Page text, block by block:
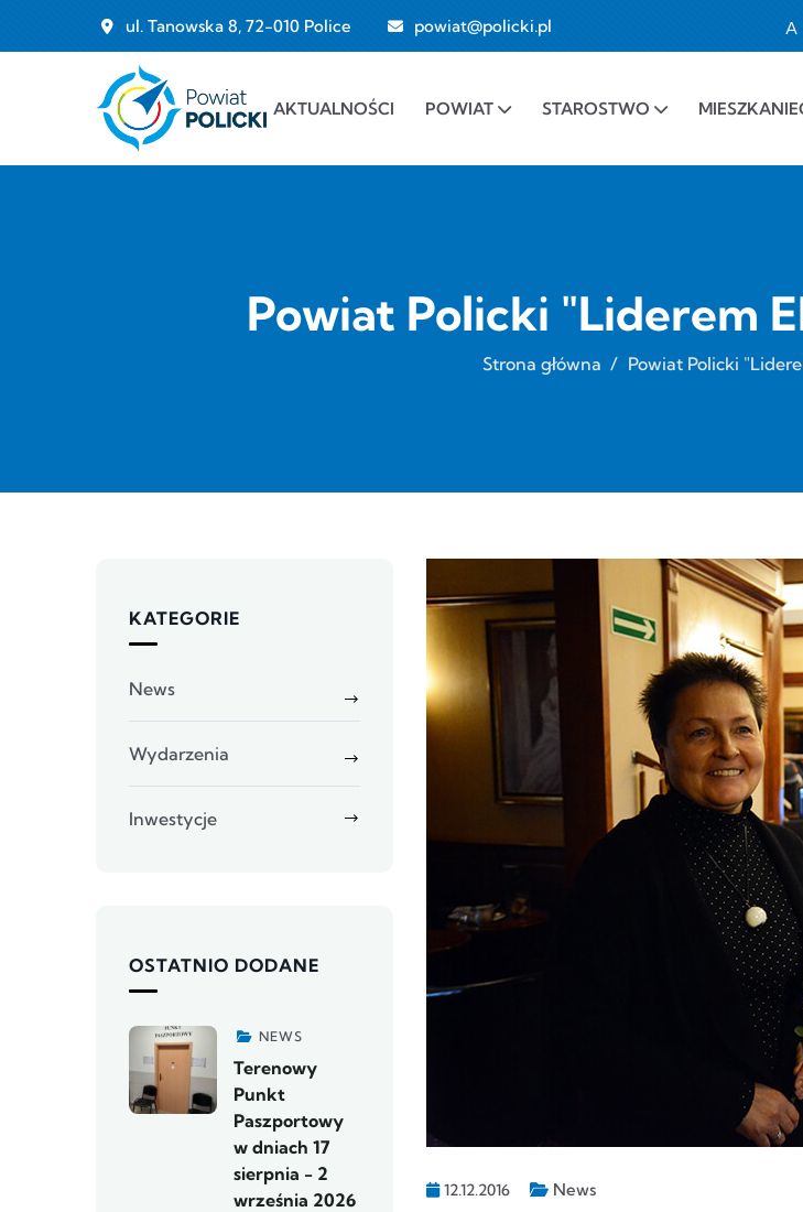
Przejdź do treści
ul. Tanowska 8, 72-010 Police powiat@policki.pl
A
AKTUALNOŚCI POWIAT STAROSTWO
Powiat Policki "Liderem
Strona główna / Powiat Policki
12.12.2016 News
KATEGORIE
News
Wydarzenia
Inwestycje
OSTATNIO DODANE
NEWS
Terenowy
Punkt
Paszportowy
w dniach 17
sierpnia - 2
września 2026